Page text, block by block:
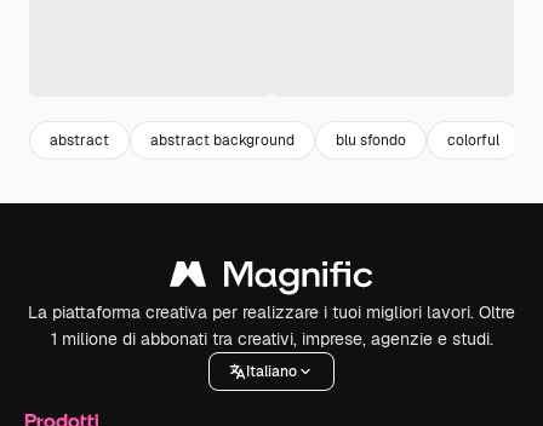
abstract abstract background blu sfondo colorful
La piattaforma creativa per realizzare i tuoi migliori lavori. Oltre
1 milione di abbonati tra creativi, imprese, agenzie e studi.
Italiano
Prodotti